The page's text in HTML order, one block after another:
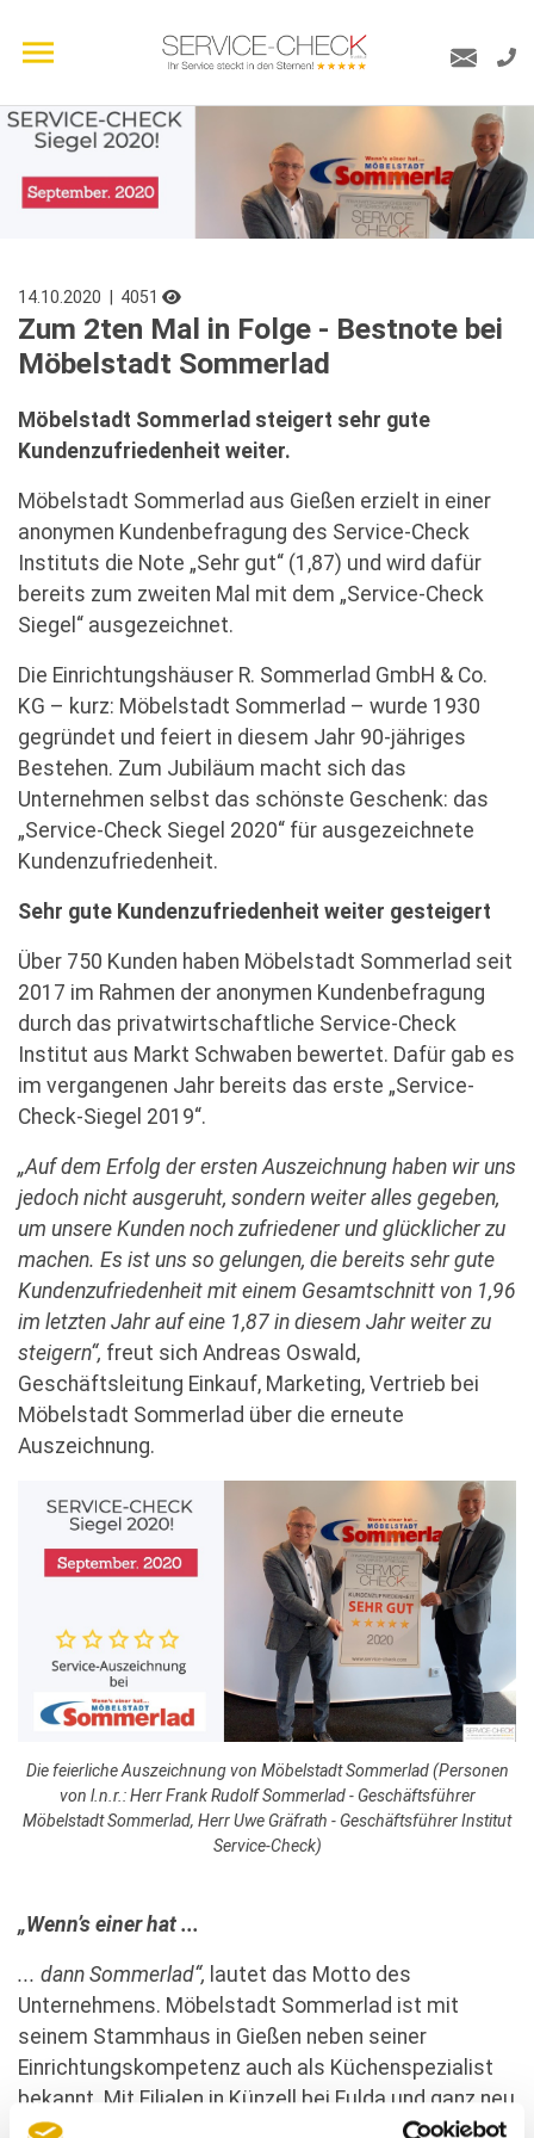
14.10.2020 | 4051
Zum 2ten Mal in Folge - Bestnote bei
Möbelstadt Sommerlad
Möbelstadt Sommerlad steigert sehr gute
Kundenzufriedenheit weiter.
Möbelstadt Sommerlad aus Gießen erzielt in einer
anonymen Kundenbefragung des Service-Check
Instituts die Note „Sehr gut“ (1,87) und wird dafür
bereits zum zweiten Mal mit dem „Service-Check
Siegel“ ausgezeichnet.
Die Einrichtungshäuser R. Sommerlad GmbH & Co.
KG – kurz: Möbelstadt Sommerlad – wurde 1930
gegründet und feiert in diesem Jahr 90-jähriges
Bestehen. Zum Jubiläum macht sich das
Unternehmen selbst das schönste Geschenk: das
„Service-Check Siegel 2020“ für ausgezeichnete
Kundenzufriedenheit.
Sehr gute Kundenzufriedenheit weiter gesteigert
Über 750 Kunden haben Möbelstadt Sommerlad seit
2017 im Rahmen der anonymen Kundenbefragung
durch das privatwirtschaftliche Service-Check
Institut aus Markt Schwaben bewertet. Dafür gab es
im vergangenen Jahr bereits das erste „Service-
Check-Siegel 2019“.
„Auf dem Erfolg der ersten Auszeichnung haben wir uns
jedoch nicht ausgeruht, sondern weiter alles gegeben,
um unsere Kunden noch zufriedener und glücklicher zu
machen. Es ist uns so gelungen, die bereits sehr gute
Kundenzufriedenheit mit einem Gesamtschnitt von 1,96
im letzten Jahr auf eine 1,87 in diesem Jahr weiter zu
steigern“, freut sich Andreas Oswald,
Geschäftsleitung Einkauf, Marketing, Vertrieb bei
Möbelstadt Sommerlad über die erneute
Auszeichnung.
Die feierliche Auszeichnung von Möbelstadt Sommerlad (Personen
von l.n.r.: Herr Frank Rudolf Sommerlad - Geschäftsführer
Möbelstadt Sommerlad, Herr Uwe Gräfrath - Geschäftsführer Institut
Service-Check)
„Wenn’s einer hat ...
... dann Sommerlad“, lautet das Motto des
Unternehmens. Möbelstadt Sommerlad ist mit
seinem Stammhaus in Gießen neben seiner
Einrichtungskompetenz auch als Küchenspezialist
bekannt. Mit Filialen in Künzell bei Fulda und ganz neu
in Marburg ist er auch in Mittel- und Osthessen